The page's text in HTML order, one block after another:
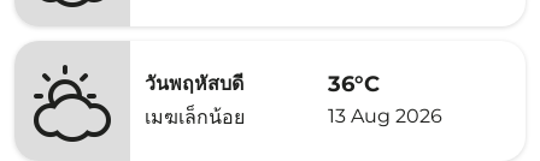
วันพฤหัสบดี
เมฆเล็กน้อย
36°C
13 Aug 2026